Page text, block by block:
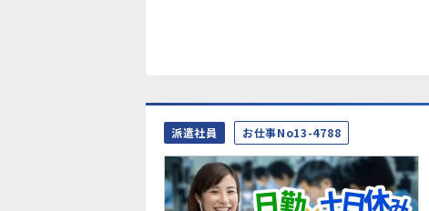
派遣社員 お仕事No13-4788